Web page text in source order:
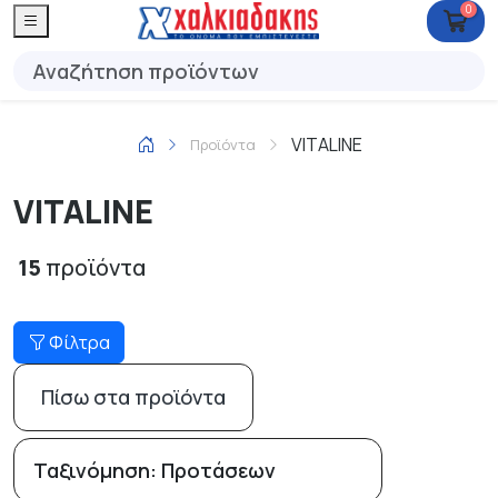
0
Προϊόντα VITALINE
VITALINE
15 προϊόντα
Φίλτρα
Πίσω στα προϊόντα